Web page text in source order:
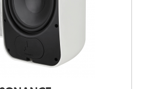
(HxLxP) : 356 x 229 x 218mm